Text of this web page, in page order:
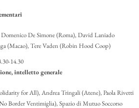
De Simone (Roma), David Laniado
(Macao), Tere Vaden (Robin Hood Coop)
14.30
intelletto generale
for All), Andrea Tringali (Atene), Paola Rivetti
Border Ventimiglia), Spazio di Mutuo Soccorso